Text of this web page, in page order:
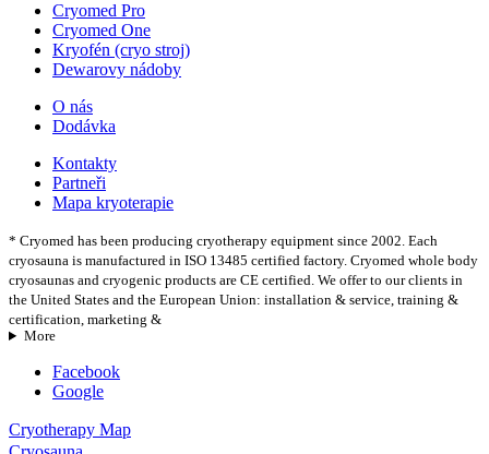
Cryomed Pro
Cryomed One
Kryofén (cryo stroj)
Dewarovy nádoby
O nás
Dodávka
Kontakty
Partneři
Mapa kryoterapie
* Cryomed has been producing cryotherapy equipment since 2002. Each
cryosauna is manufactured in ISO 13485 certified factory. Cryomed whole body
cryosaunas and cryogenic products are CE certified. We offer to our clients in
the United States and the European Union: installation & service, training &
certification, marketing &
More
Facebook
Google
Cryotherapy Map